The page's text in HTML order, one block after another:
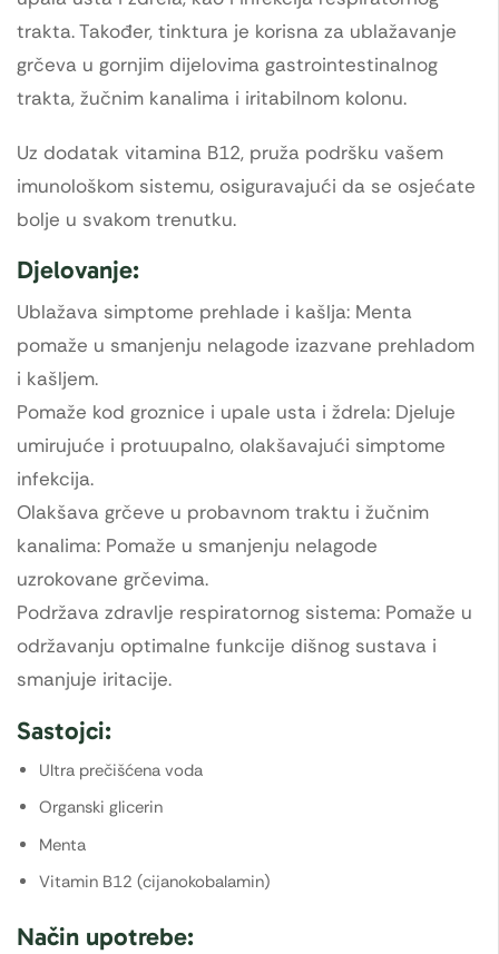
trakta. Također, tinktura je korisna za ublažavanje
grčeva u gornjim dijelovima gastrointestinalnog
trakta, žučnim kanalima i iritabilnom kolonu.
Uz dodatak vitamina B12, pruža podršku vašem
imunološkom sistemu, osiguravajući da se osjećate
bolje u svakom trenutku.
Djelovanje:
Ublažava simptome prehlade i kašlja: Menta
pomaže u smanjenju nelagode izazvane prehladom
i kašljem.
Pomaže kod groznice i upale usta i ždrela: Djeluje
umirujuće i protuupalno, olakšavajući simptome
infekcija.
Olakšava grčeve u probavnom traktu i žučnim
kanalima: Pomaže u smanjenju nelagode
uzrokovane grčevima.
Podržava zdravlje respiratornog sistema: Pomaže u
održavanju optimalne funkcije dišnog sustava i
smanjuje iritacije.
Sastojci:
Ultra prečišćena voda
Organski glicerin
Menta
Vitamin B12 (cijanokobalamin)
Način upotrebe: